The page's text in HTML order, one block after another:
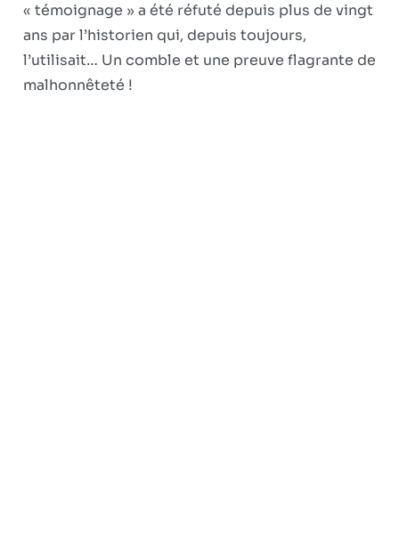
« témoignage » a été réfuté depuis plus de vingt
ans par l’historien qui, depuis toujours,
l’utilisait… Un comble et une preuve flagrante de
malhonnêteté !